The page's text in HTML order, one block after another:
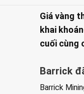
Giá vàng
khai
cuối cùng
Barrick
Barrick